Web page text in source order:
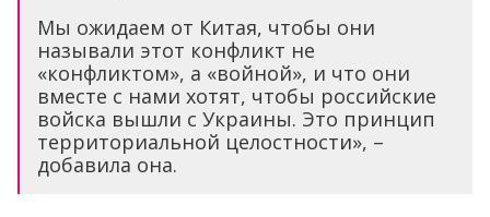
Мы ожидаем от Китая, чтобы они
называли этот конфликт не
«конфликтом», а «войной», и что они
вместе с нами хотят, чтобы российские
войска вышли с Украины. Это принцип
территориальной целостности», –
добавила она.